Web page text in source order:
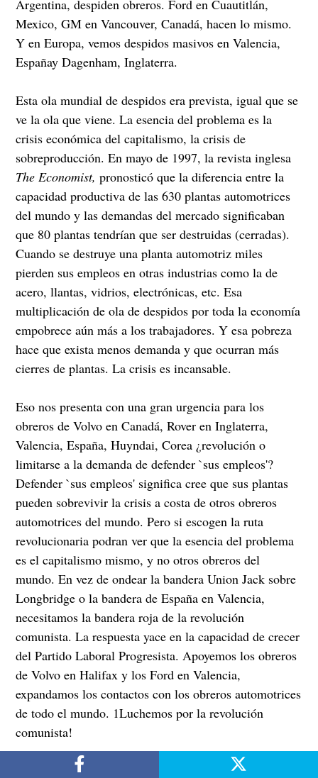
Argentina, despiden obreros. Ford en Cuautitlán,
Mexico, GM en Vancouver, Canadá, hacen lo mismo.
Y en Europa, vemos despidos masivos en Valencia,
Españay Dagenham, Inglaterra.
Esta ola mundial de despidos era prevista, igual que se
ve la ola que viene. La esencia del problema es la
crisis económica del capitalismo, la crisis de
sobreproducción. En mayo de 1997, la revista inglesa
The Economist,pronosticó que la diferencia entre la
capacidad productiva de las 630 plantas automotrices
del mundo y las demandas del mercado significaban
que 80 plantas tendrían que ser destruidas (cerradas).
Cuando se destruye una planta automotriz miles
pierden sus empleos en otras industrias como la de
acero, llantas, vidrios, electrónicas, etc. Esa
multiplicación de ola de despidos por toda la economía
empobrece aún más a los trabajadores. Y esa pobreza
hace que exista menos demanda y que ocurran más
cierres de plantas. La crisis es incansable.
Eso nos presenta con una gran urgencia para los
obreros de Volvo en Canadá, Rover en Inglaterra,
Valencia, España, Huyndai, Corea ¿revolución o
limitarse a la demanda de defender `sus empleos'?
Defender `sus empleos' significa cree que sus plantas
pueden sobrevivir la crisis a costa de otros obreros
automotrices del mundo. Pero si escogen la ruta
revolucionaria podran ver que la esencia del problema
es el capitalismo mismo, y no otros obreros del
mundo. En vez de ondear la bandera Union Jack sobre
Longbridge o la bandera de España en Valencia,
necesitamos la bandera roja de la revolución
comunista. La respuesta yace en la capacidad de crecer
del Partido Laboral Progresista. Apoyemos los obreros
de Volvo en Halifax y los Ford en Valencia,
expandamos los contactos con los obreros automotrices
de todo el mundo. 1Luchemos por la revolución
comunista!